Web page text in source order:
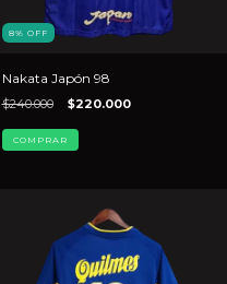
8% OFF
Nakata Japón 98
$240.000 $220.000
COMPRAR